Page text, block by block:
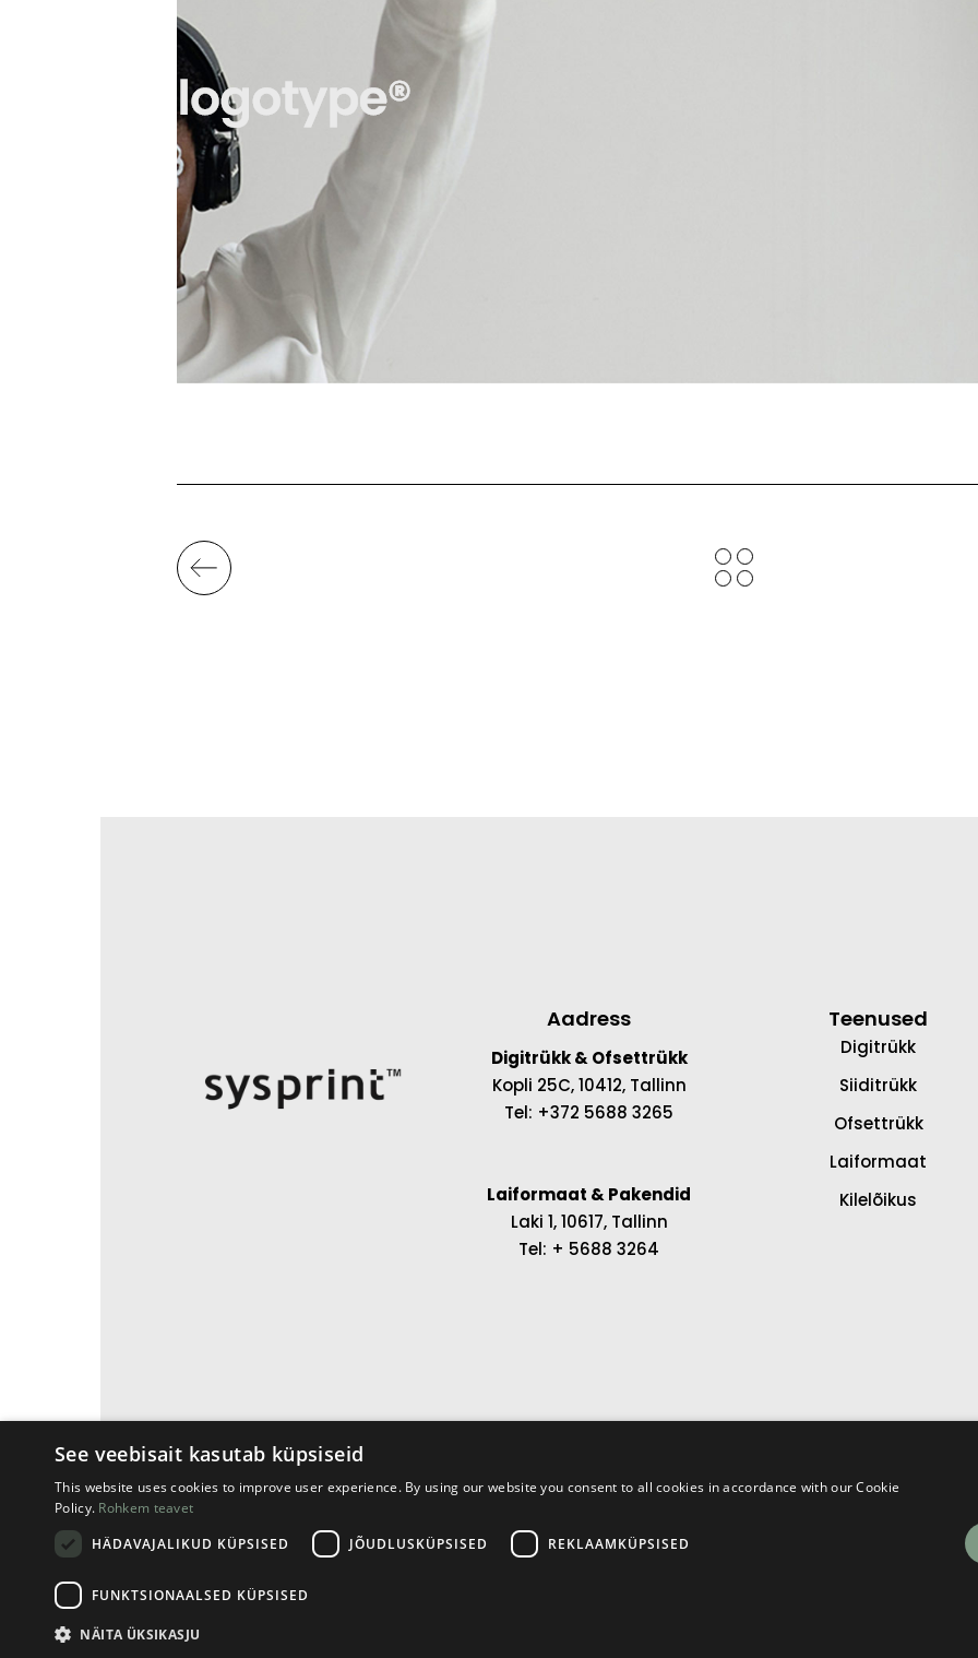
Aadress
Digitrükk & Ofsettrükk
Kopli 25C, 10412, Tallinn
Tel: +372 5688 3265
Laiformaat & Pakendid
Laki 1, 10617, Tallinn
Tel: + 5688 3264
Teenused
Digitrükk
Siiditrükk
Ofsettrükk
Laiformaat
Kilelõikus
See veebisait kasutab küpsiseid
This website uses cookies to improve user experience. By using our website you consent to all cookies in accordance with our Cookie
Policy. Rohkem teavet
HÄDAVAJALIKUD KÜPSISED
JÕUDLUSKÜPSISED REKLAAMKÜPSISED
FUNKTSIONAALSED KÜPSISED
NÄITA ÜKSIKASJU